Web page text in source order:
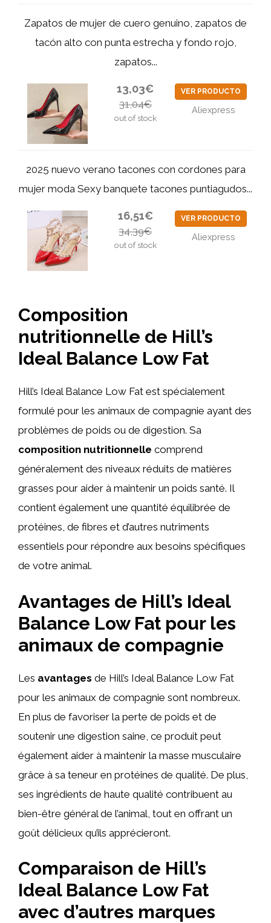
Zapatos de mujer de cuero genuino, zapatos de
tacón alto con punta estrecha y fondo rojo,
zapatos...
13,03€
31,04€
out of stock
VER PRODUCTO
Aliexpress
2025 nuevo verano tacones con cordones para
mujer moda Sexy banquete tacones puntiagudos...
16,51€
34,39€
out of stock
VER PRODUCTO
Aliexpress
Composition
nutritionnelle de Hill’s
Ideal Balance Low Fat
Hill’s Ideal Balance Low Fat est spécialement
formulé pour les animaux de compagnie ayant des
problèmes de poids ou de digestion. Sa
composition nutritionnelle comprend
généralement des niveaux réduits de matières
grasses pour aider à maintenir un poids santé. Il
contient également une quantité équilibrée de
protéines, de fibres et d’autres nutriments
essentiels pour répondre aux besoins spécifiques
de votre animal.
Avantages de Hill’s Ideal
Balance Low Fat pour les
animaux de compagnie
Les avantages de Hill’s Ideal Balance Low Fat
pour les animaux de compagnie sont nombreux.
En plus de favoriser la perte de poids et de
soutenir une digestion saine, ce produit peut
également aider à maintenir la masse musculaire
grâce à sa teneur en protéines de qualité. De plus,
ses ingrédients de haute qualité contribuent au
bien-être général de l’animal, tout en offrant un
goût délicieux qu’ils apprécieront.
Comparaison de Hill’s
Ideal Balance Low Fat
avec d’autres marques